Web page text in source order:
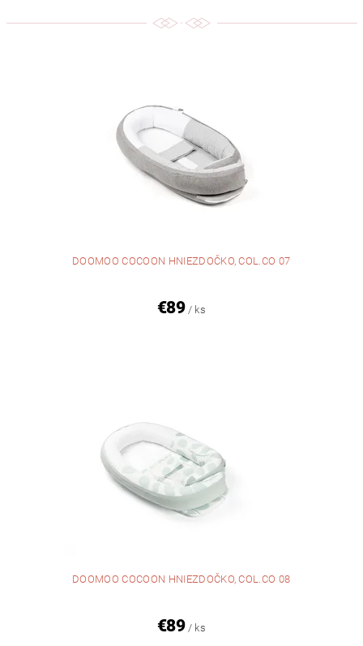
DOOMOO COCOON HNIEZDOČKO, COL.CO 07
€89 / ks
DOOMOO COCOON HNIEZDOČKO, COL.CO 08
€89 / ks